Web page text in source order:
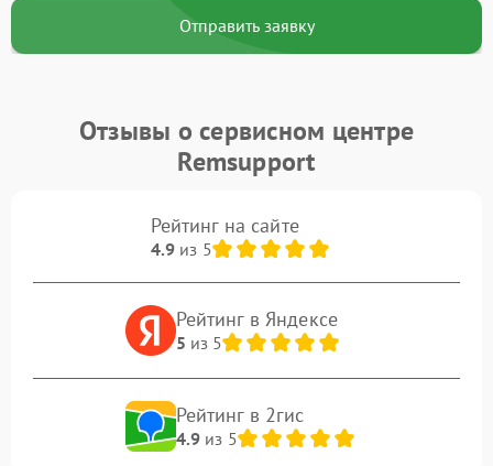
Отправить заявку
Отзывы о сервисном центре
Remsupport
Рейтинг на сайте
4.9из 5
Рейтинг в Яндексе
5 из 5
Рейтинг в 2гис
4.9из 5